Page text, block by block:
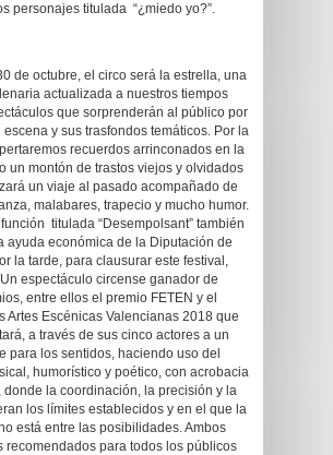
personajes titulada “¿miedo yo?”.
de octubre, el circo será la estrella, una
actualizada a nuestros tiempos
que sorprenderán al público por
escena y sus trasfondos temáticos. Por la
recuerdos arrinconados en la
un montón de trastos viejos y olvidados
un viaje al pasado acompañado de
malabares, trapecio y mucho humor.
titulada “Desempolsant” también
ayuda económica de la Diputación de
la tarde, para clausurar este festival,
Un espectáculo circense ganador de
entre ellos el premio FETEN y el
Artes Escénicas Valencianas 2018 que
a través de sus cinco actores a un
para los sentidos, haciendo uso del
humorístico y poético, con acrobacia
donde la coordinación, la precisión y la
los límites establecidos y en el que la
está entre las posibilidades. Ambos
recomendados para todos los públicos